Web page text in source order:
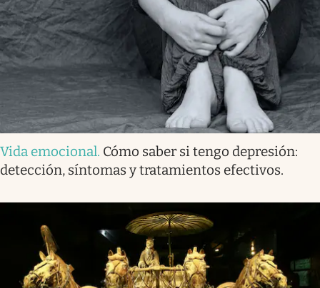
Vida emocional. Cómo saber si tengo depresión:
detección, síntomas y tratamientos efectivos.